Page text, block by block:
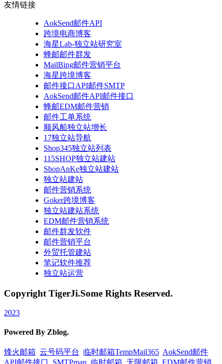
友情链接
AokSend邮件API
跨境电商博客
海星Lab-独立站研究室
蜂邮邮件群发
MailBing邮件营销平台
海星跨境博客
邮件接口API邮件SMTP
AokSend邮件API邮件接口
蜂邮EDM邮件营销
邮件工单系统
顺风船独立站增长
17独立站导航
Shop345独立站列表
115SHOP独立站建站
ShopAnKe独立站建站
独立站建站
邮件营销系统
Goker跨境博客
独立站建站系统
EDM邮件营销系统
邮件群发软件
邮件营销平台
外贸托管建站
笔记软件推荐
独立站运营
Copyright TigerJi.Some Rights Reserved.
2023
Powered By Zblog.
烽火邮箱 云号码平台 临时邮箱TempMail365 AokSend邮件